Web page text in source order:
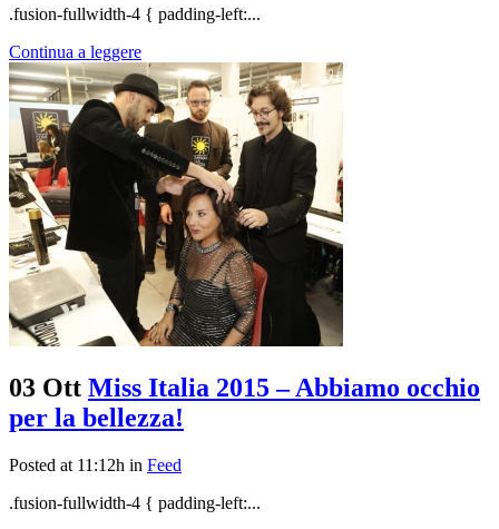
.fusion-fullwidth-4 { padding-left:...
Continua a leggere
03 Ott Miss Italia 2015 – Abbiamo occhio
per la bellezza!
Posted at 11:12h in Feed
.fusion-fullwidth-4 { padding-left:...